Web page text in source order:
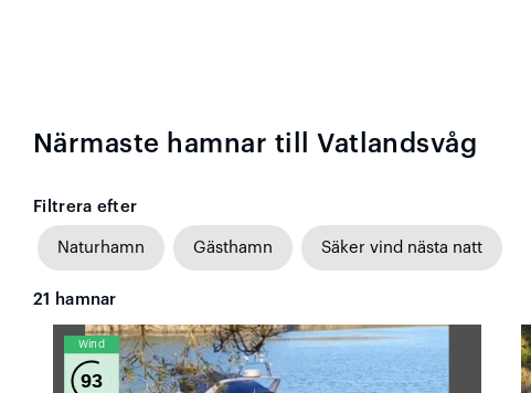
Närmaste hamnar till Vatlandsvåg
Filtrera efter
Naturhamn Gästhamn Säker vind nästa natt
21 hamnar
Wind
93